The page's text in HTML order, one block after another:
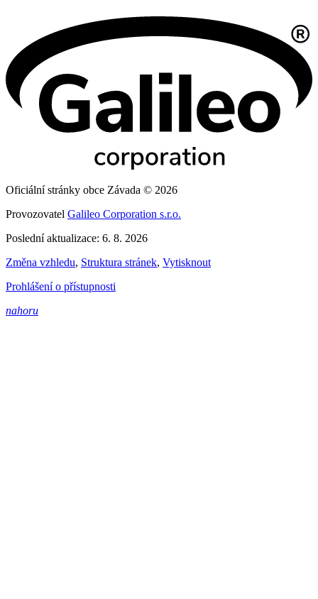
Oficiální stránky obce Závada © 2026
Provozovatel Galileo Corporation s.r.o.
Poslední aktualizace: 6. 8. 2026
Změna vzhledu, Struktura stránek, Vytisknout
Prohlášení o přístupnosti
nahoru